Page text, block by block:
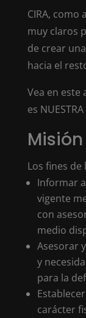
CIRA, como
muy claros
de crear
hacia el
Vea en este
es
Misión
Los fines de
Informar
vigente
con
medio
Asesorar
y
para la
carácter